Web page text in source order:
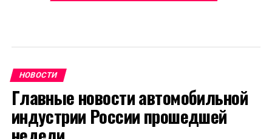
НОВОСТИ
Главные новости автомобильной
индустрии России прошедшей